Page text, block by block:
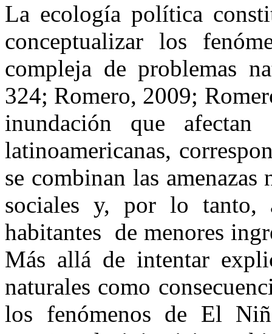
La ecología política
conceptualizar los
compleja de problemas
324; Romero, 2009;
inundación que afectan
latinoamericanas,
se combinan las
sociales y, por lo tanto,
habitantes de menores
Más allá de intentar
naturales como
los fenómenos de El